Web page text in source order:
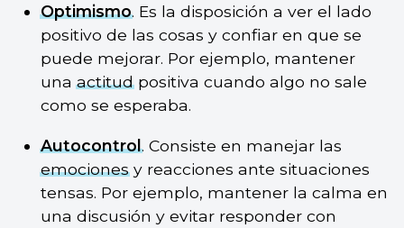
Optimismo. Es la disposición a ver el lado
positivo de las cosas y confiar en que se
puede mejorar. Por ejemplo, mantener
unaactitudpositiva cuando algo no sale
como se esperaba.
Autocontrol. Consiste en manejar las
emocionesy reacciones ante situaciones
tensas. Por ejemplo, mantener la calma en
una discusión y evitar responder con